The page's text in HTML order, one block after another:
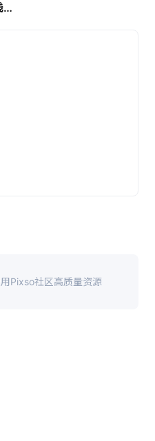
微信小程序WeUI 组件库（浅色）| 免费UI设计素材
Pixso社区高质量资源